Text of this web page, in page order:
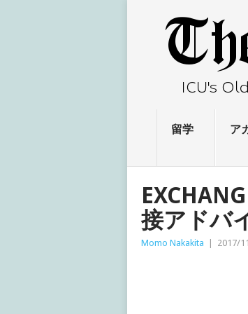
留学 ア
接アドバ
Momo Nakakita 2017/